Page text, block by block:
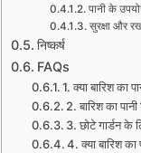
पानी के
सुरक्षा और
निष्कर्ष
FAQs
1. क्या बारिश का
2. बारिश का
3. छोटे गार्डन के
4. क्या बारिश का